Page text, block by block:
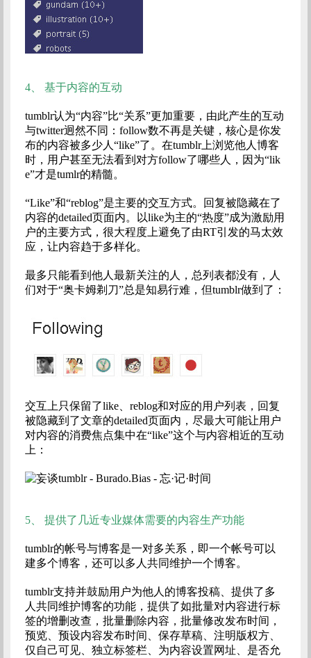
4、 基于内容的互动
tumblr认为“内容”比“关系”更加重要，由此产生的互动
与twitter迥然不同：follow数不再是关键，核心是你发
布的内容被多少人“like”了。在tumblr上浏览他人博客
时，用户甚至无法看到对方follow了哪些人，因为“lik
e”才是tumlr的精髓。
“Like”和“reblog”是主要的交互方式。回复被隐藏在了
内容的detailed页面内。以like为主的“热度”成为激励用
户的主要方式，很大程度上避免了由RT引发的马太效
应，让内容趋于多样化。
最多只能看到他人最新关注的人，总列表都没有，人
们对于“奥卡姆剃刀”总是知易行难，但tumblr做到了：
交互上只保留了like、reblog和对应的用户列表，回复
被隐藏到了文章的detailed页面内，尽最大可能让用户
对内容的消费焦点集中在“like”这个与内容相近的互动
上：
5、 提供了几近专业媒体需要的内容生产功能
tumblr的帐号与博客是一对多关系，即一个帐号可以
建多个博客，还可以多人共同维护一个博客。
tumblr支持并鼓励用户为他人的博客投稿、提供了多
人共同维护博客的功能，提供了如批量对内容进行标
签的增删改查，批量删除内容，批量修改发布时间，
预览、预设内容发布时间、保存草稿、注明版权方、
仅自己可见、独立标签栏、为内容设置网址、是否允